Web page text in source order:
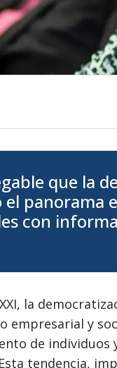
que la
el panorama
con
la
y
de
tendencia,